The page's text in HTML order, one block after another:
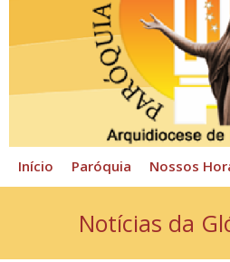
Início Paróquia Nossos
Notícias da